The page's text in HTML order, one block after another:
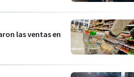
las ventas en